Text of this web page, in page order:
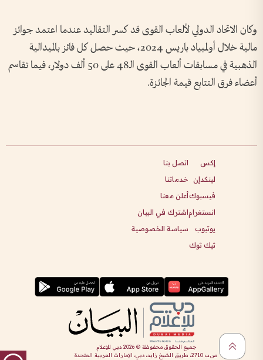
وكان الاتحاد الدولي لألعاب القوى قد كسر التقاليد عندما اعتمد جوائز
مالية خلال أولمبياد باريس 2024، حيث حصل كل فائز بالميدالية
الذهبية في مسابقات ألعاب القوى الـ48 على 50 ألف دولار، فيما تقاسم
أعضاء فرق التتابع قيمة الجائزة.
إكس
لينكدإن
فيسبوك
انستغرام
يوتيوب
تيك توك
اتصل بنا
خدماتنا
أعلن معنا
اشترك في البيان
سياسة الخصوصية
جميع الحقوق محفوظة ©2026 دبي للإعلام
ص.ب 2710، طريق الشيخ زايد، دبي، الإمارات العربية المتحدة